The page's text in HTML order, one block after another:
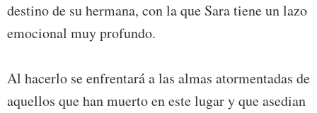
destino de su hermana, con la que Sara tiene un lazo
emocional muy profundo.
Al hacerlo se enfrentará a las almas atormentadas de
aquellos que han muerto en este lugar y que asedian